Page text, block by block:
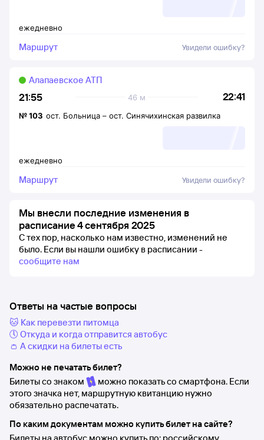
ежедневно
Маршрут Увидели ошибку?
21:55 22:41
46 м
Алапаевское АТП
ежедневно
№103 ост. Больница – ост. Синячихинская развилка
Маршрут Увидели ошибку?
Мы внесли последние изменения в
расписание 4 сентября 2025
С тех пор, насколько нам известно, изменений не
было. Если вы нашли ошибку в расписании -
сообщите нам
Ответы на частые вопросы
🐱 Как перевезти питомца
🕔 Откуда и когда отправится автобус
👛 А скидки на билеты есть
Можно не печатать билет?
Билеты со знаком
можно показать со смартфона. Если
этого значка нет, маршрутную квитанцию нужно
обязательно распечатать.
По каким документам можно купить билет на сайте?